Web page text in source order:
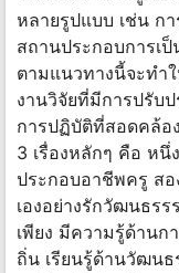
หลายรูปแบบ เช่น ก
สถานประกอบการเ
ตามแนวทางนี้จะทำ
งานวิจัยที่มีการปรับ
การปฏิบัติที่สอดคล้อ
3 เรื่องหลักๆ คือ ห
ประกอบอาชีพครู ส
เองอย่างรักวัฒนธรร
เพียง มีความรู้ด้านก
ถิ่น เรียนรู้ด้านวัฒนธ